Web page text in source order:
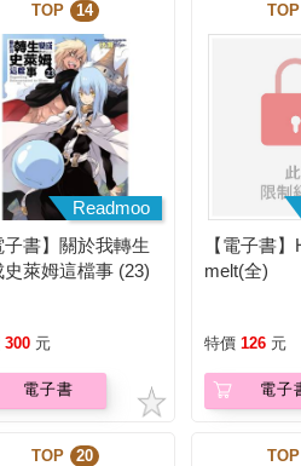
TOP 14
Readmoo
子書】關於我轉生
史萊姆這檔事 (23)
300 元
電子書
TOP
【電子書
melt(全)
特價 126 元
電子
TOP 20 TOP